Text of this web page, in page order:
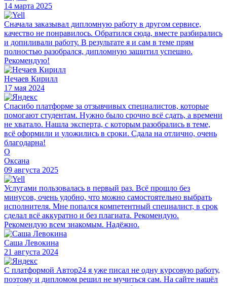
14 марта 2025
Сначала заказывал дипломную работу в другом сервисе,
качество не понравилось. Обратился сюда, вместе разбирались
и допиливали работу. В результате я и сам в теме прям
полностью разобрался, дипломную защитил успешно.
Рекомендую!
Нечаев Кирилл
17 мая 2024
Спасибо платформе за отзывчивых специалистов, которые
помогают студентам. Нужно было срочно всё сдать, а времени
не хватало. Нашла эксперта, с которым разобрались в теме,
всё оформили и уложились в сроки. Сдала на отлично, очень
благодарна!
О
Оксана
09 августа 2025
Услугами пользовалась в первый раз. Всё прошло без
минусов, очень удобно, что можно самостоятельно выбрать
исполнителя. Мне попался компетентный специалист, в срок
сделал всё аккуратно и без плагиата. Рекомендую.
Рекомендую всем знакомым. Надёжно.
Саша Левокина
21 августа 2024
С платформой Автор24 я уже писал не одну курсовую работу,
поэтому и дипломом решил не мучиться сам. На сайте нашёл